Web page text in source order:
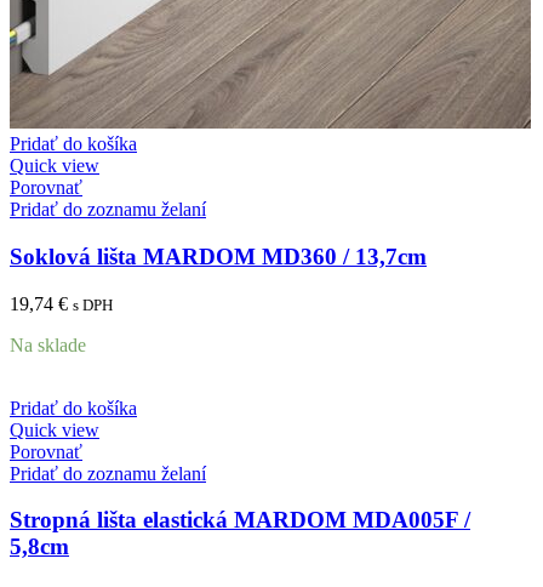
Pridať do košíka
Quick view
Porovnať
Pridať do zoznamu želaní
Soklová lišta MARDOM MD360 / 13,7cm
19,74 € s DPH
Na sklade
Pridať do košíka
Quick view
Porovnať
Pridať do zoznamu želaní
Stropná lišta elastická MARDOM MDA005F /
5,8cm